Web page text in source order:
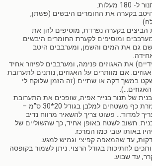
מעלות.
בקערה את החומרים היבשים (פשתן,
הביצים בקערה נפרדת, מוסיפים להן את
ומוסיפים לקערת החומרים היבשים.
גם את המים והשמן, ומערבבים היטב
את האגוזים פנימה, ומערבבים לפיזור אחיד
אם מוותרים על האגוזים, נותנים לתערובת
במשך דקה או שתיים (זה הזמן שלוקח לי
של תנור בנייר אפיה, שופכים את התערובת
במרכז, ובעזרת כף משטחים למלבן בגודל 20*30 ס"מ –
למדוד… פשוט צריך להשאיר מרווח נדיב
חשוב לשטח באופן אחיד, כך שהשוליים של
באותו עובי כמו המרכז.
לחתיכות בגודל הרצוי. ניתן לשמור בקופסה
עד שבוע.